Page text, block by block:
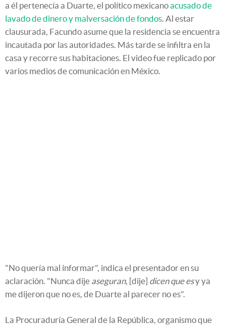
a él pertenecía a Duarte, el político mexicanoacusado de
lavado de dinero y malversación de fondos. Al estar
clausurada, Facundo asume que la residencia se encuentra
incautada por las autoridades. Más tarde se infiltra en la
casa y recorre sus habitaciones. El video fue replicado por
varios medios de comunicación en México.
"No quería mal informar", indica el presentador en su
aclaración. "Nunca dije aseguran, [dije] dicen que esy ya
me dijeron que no es, de Duarte al parecer no es".
La Procuraduría General de la República, organismo que